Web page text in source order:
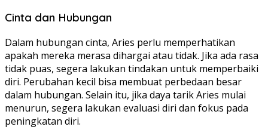
Cinta dan Hubungan
Dalam hubungan cinta, Aries perlu memperhatikan
apakah mereka merasa dihargai atau tidak. Jika ada rasa
tidak puas, segera lakukan tindakan untuk memperbaiki
diri. Perubahan kecil bisa membuat perbedaan besar
dalam hubungan. Selain itu, jika daya tarik Aries mulai
menurun, segera lakukan evaluasi diri dan fokus pada
peningkatan diri.